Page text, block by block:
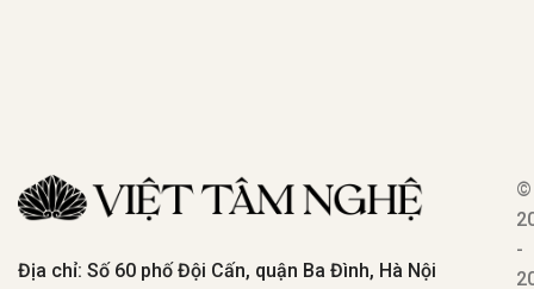
Địa chỉ: Số 60 phố Đội Cấn, quận Ba Đình, Hà Nội
©
-